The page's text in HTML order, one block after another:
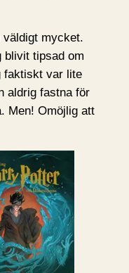
mycket.
blivit tipsad om
faktiskt var lite
aldrig fastna för
Men! Omöjlig att